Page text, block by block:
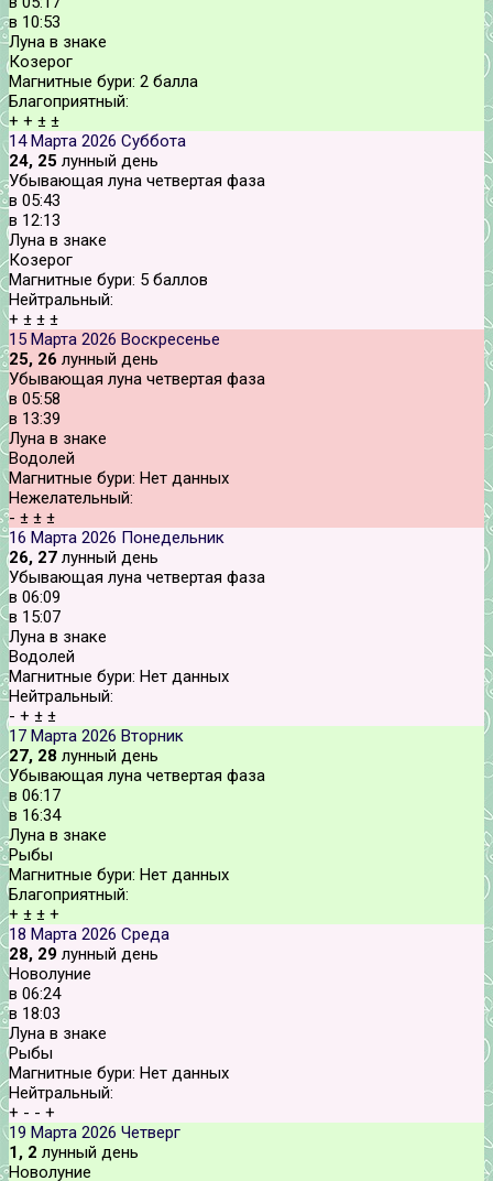
в 10:53
Луна в знаке
Козерог
Магнитные бури: 2 балла
Благоприятный:
+ + ± ±
14 Марта 2026 Суббота
24, 25 лунный день
Убывающая луна четвертая фаза
в 05:43
в 12:13
Луна в знаке
Козерог
Магнитные бури: 5 баллов
Нейтральный:
+ ± ± ±
15 Марта 2026 Воскресенье
25, 26 лунный день
Убывающая луна четвертая фаза
в 05:58
в 13:39
Луна в знаке
Водолей
Магнитные бури: Нет данных
Нежелательный:
- ± ± ±
16 Марта 2026 Понедельник
26, 27 лунный день
Убывающая луна четвертая фаза
в 06:09
в 15:07
Луна в знаке
Водолей
Магнитные бури: Нет данных
Нейтральный:
- + ± ±
17 Марта 2026 Вторник
27, 28 лунный день
Убывающая луна четвертая фаза
в 06:17
в 16:34
Луна в знаке
Рыбы
Магнитные бури: Нет данных
Благоприятный:
+ ± ± +
18 Марта 2026 Среда
28, 29 лунный день
Новолуние
в 06:24
в 18:03
Луна в знаке
Рыбы
Магнитные бури: Нет данных
Нейтральный:
+ - - +
19 Марта 2026 Четверг
1, 2 лунный день
Новолуние